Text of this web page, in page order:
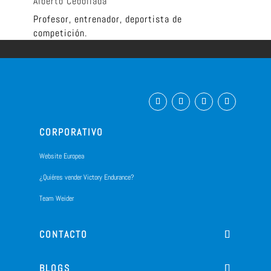
Profesor, entrenador, deportista de
competición.
CORPORATIVO
Website Europea
¿Quiéres vender Victory Endurance?
Team Weider
CONTACTO
BLOGS